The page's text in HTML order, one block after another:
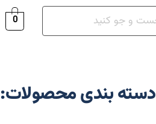
0
دسته بندی محصولات: